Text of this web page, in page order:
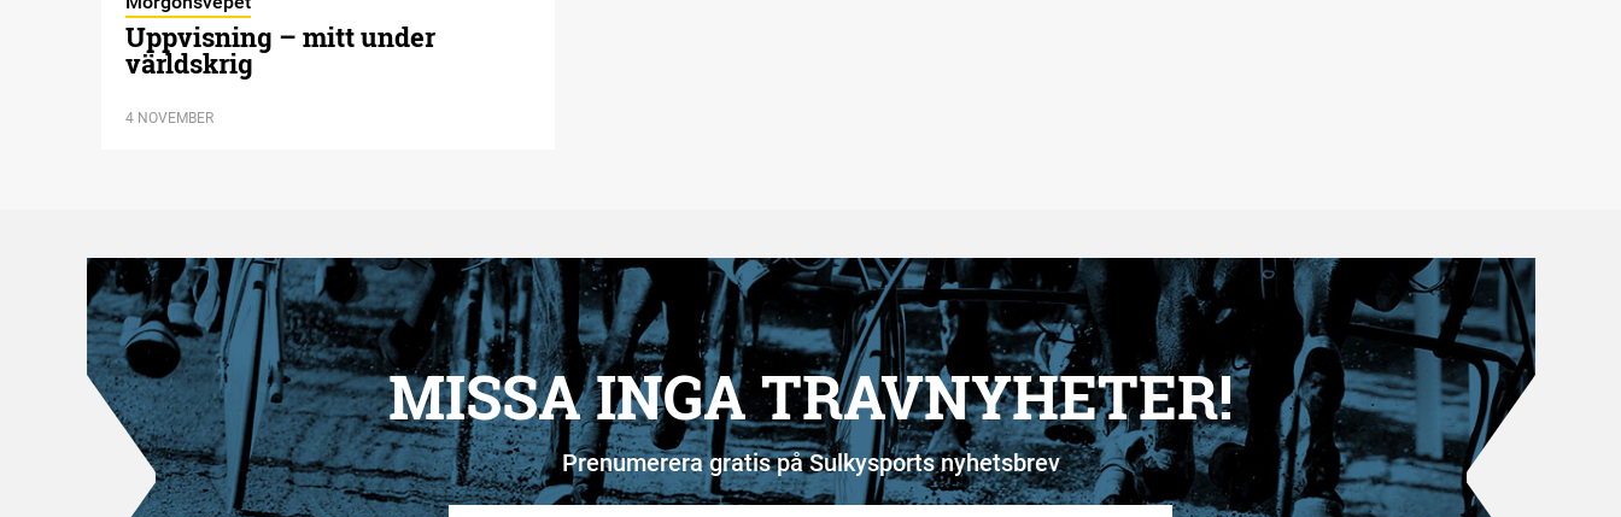
Uppvisning – mitt under
världskrig
4 NOVEMBER
MISSA INGA TRAVNYHETER!
Prenumerera gratis på Sulkysports nyhetsbrev